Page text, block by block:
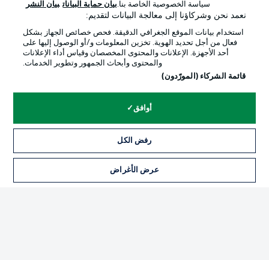
إدارة التفضيلات بيان الخصوصية
القنوات الناقلة
سياسة الخصوصية الخاصة بنا.بيان حماية البيانات بيان النشر
نعمد نحن وشركاؤنا إلى معالجة البيانات لتقديم:
استخدام بيانات الموقع الجغرافي الدقيقة. فحص خصائص الجهاز بشكل
فعال من أجل تحديد الهوية. تخزين المعلومات و/أو الوصول إليها على
أحد الأجهزة. الإعلانات والمحتوى المخصصان وقياس أداء الإعلانات
والمحتوى وأبحاث الجمهور وتطوير الخدمات.
قائمة الشركاء (المورّدون)
أوافق
رفض الكل
عرض الأغراض